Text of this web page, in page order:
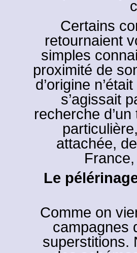
Certains
retournaient
simples
proximité de
d’origine
s’agissait
recherche
attachée,
Le
Comme on
campagnes
superstitions.